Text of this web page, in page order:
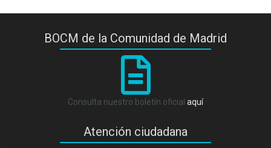
BOCM de la Comunidad de Madrid
Consulta nuestro boletín oficial aquí
Atención ciudadana